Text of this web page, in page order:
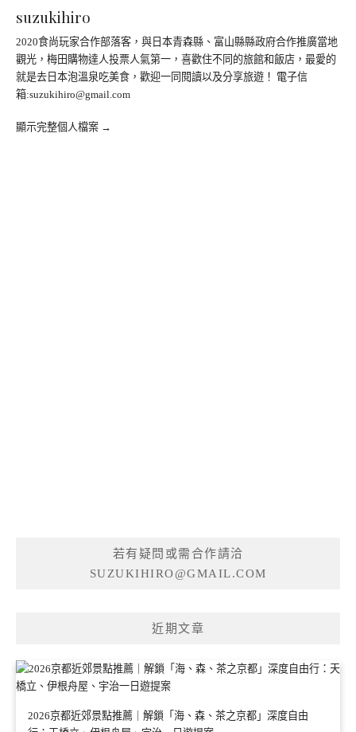
suzukihiro
2020食尚玩家合作部落客，與日本青森縣、富山縣縣政府合作推廣當地
觀光，梅田購物達人投票人氣第一，喜歡住不同的旅館和飯店，最愛的
就是去日本泡溫泉吃美食，歡迎一同閱讀以及分享旅遊！ 電子信
箱:suzukihiro@gmail.com
顯示完整個人檔案 →
若有疑問或需合作請洽
SUZUKIHIRO@GMAIL.COM
近期文章
2026京都近郊景點推薦｜解鎖「海、森、茶之京都」深度自由